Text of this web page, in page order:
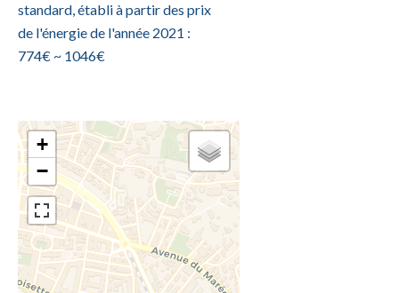
standard, établi à partir des prix
de l'énergie de l'année 2021 :
774€ ~ 1046€
+
−